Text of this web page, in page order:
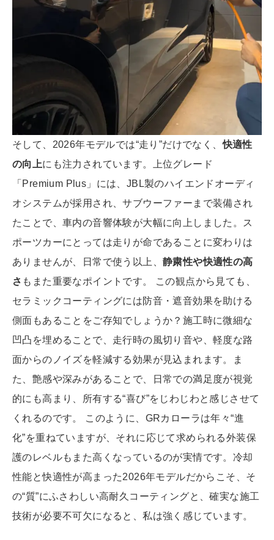
そして、2026年モデルでは“走り”だけでなく、快適性
の向上にも注力されています。上位グレード
「Premium Plus」には、JBL製のハイエンドオーディ
オシステムが採用され、サブウーファーまで装備され
たことで、車内の音響体験が大幅に向上しました。ス
ポーツカーにとっては走りが命であることに変わりは
ありませんが、日常で使う以上、 静粛性や快適性の高
さ もまた重要なポイントです。 この観点から見ても、
セラミックコーティングには防音・遮音効果を助ける
側面もあることをご存知でしょうか？施工時に微細な
凹凸を埋めることで、走行時の風切り音や、軽度な路
面からのノイズを軽減する効果が見込まれます。ま
た、艶感や深みがあることで、日常での満足度が視覚
的にも高まり、所有する“喜び”をじわじわと感じさせて
くれるのです。 このように、GRカローラは年々“進
化”を重ねていますが、それに応じて求められる外装保
護のレベルもまた高くなっているのが実情です。冷却
性能と快適性が高まった2026年モデルだからこそ、そ
の“質”にふさわしい高耐久コーティングと、確実な施工
技術が必要不可欠になると、私は強く感じています。